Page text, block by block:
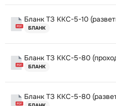
Бланк ТЗ ККС-5-10
БЛАНК
Бланк ТЗ ККС-5-80
БЛАНК
Бланк ТЗ ККС-5-80